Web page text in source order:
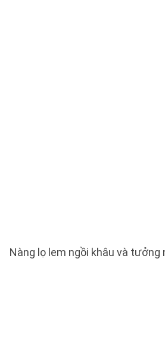
Nàng lọ lem ngồi khâu và